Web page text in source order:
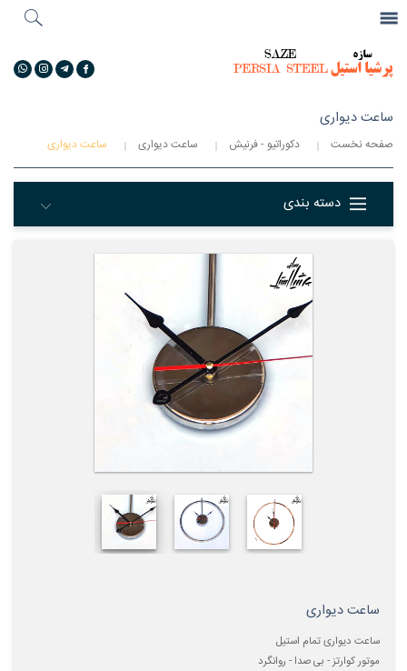
جستجو
ساعت دیواری
صفحه نخست دکوراتیو - فرنیش ساعت دیواری ساعت دیواری
دسته بندی
ساعت دیواری
ساعت دیواری تمام استیل
موتور کوارتز - بی صدا - روانگرد